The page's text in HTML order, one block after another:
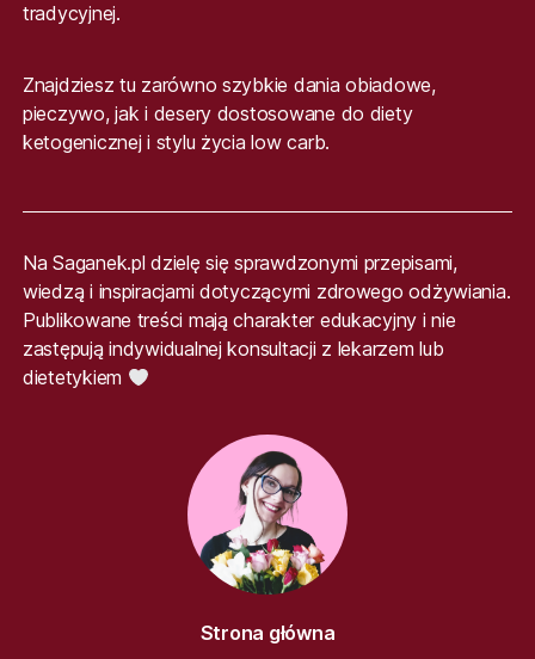
tradycyjnej.
Znajdziesz tu zarówno szybkie dania obiadowe,
pieczywo, jak i desery dostosowane do diety
ketogenicznej i stylu życia low carb.
Na Saganek.pl dzielę się sprawdzonymi przepisami,
wiedzą i inspiracjami dotyczącymi zdrowego odżywiania.
Publikowane treści mają charakter edukacyjny i nie
zastępują indywidualnej konsultacji z lekarzem lub
dietetykiem
Strona główna